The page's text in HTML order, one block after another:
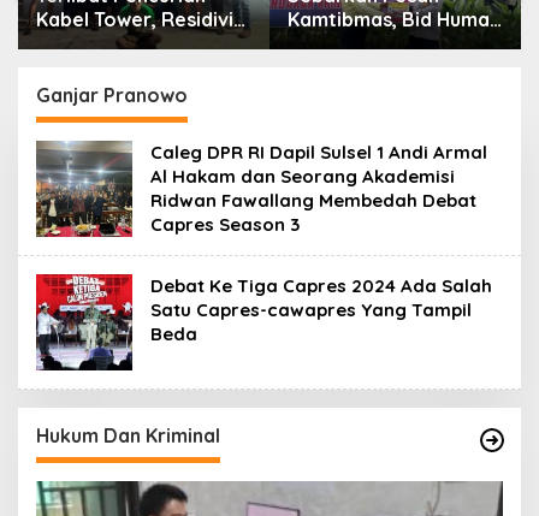
Kamtibmas, Bid Humas
Polda Kaltim
Pemasangan Spanduk
serta Pembagian
Stiker
Momentum Berbagi,
Polres Gowa Datangi
Ganjar Pranowo
Caleg DPR RI Dapil Sulsel 1 Andi Armal
Al Hakam dan Seorang Akademisi
Ridwan Fawallang Membedah Debat
Capres Season 3
Debat Ke Tiga Capres 2024 Ada Salah
Satu Capres-cawapres Yang Tampil
Beda
Hukum Dan Kriminal